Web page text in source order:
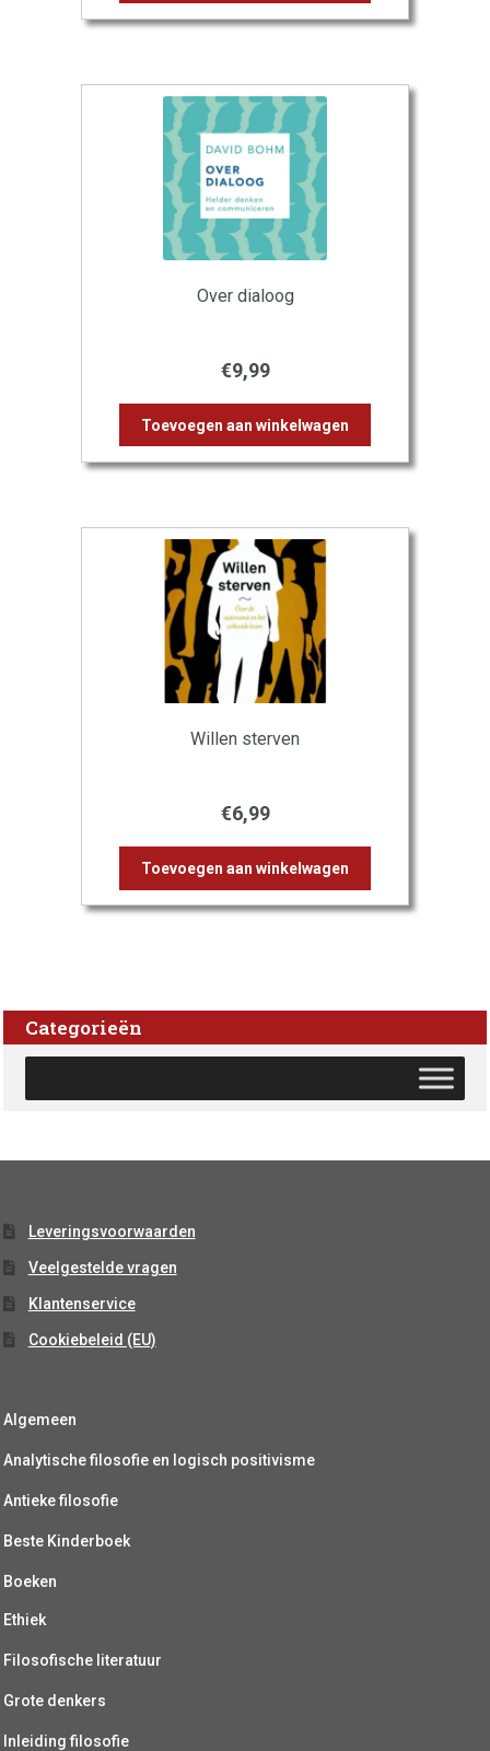
Over dialoog
€9,99
Toevoegen aan winkelwagen
Willen sterven
€6,99
Toevoegen aan winkelwagen
Categorieën
Leveringsvoorwaarden
Veelgestelde vragen
Klantenservice
Cookiebeleid (EU)
Algemeen
Analytische filosofie en logisch positivisme
Antieke filosofie
Beste Kinderboek
Boeken
Ethiek
Filosofische literatuur
Grote denkers
Inleiding filosofie